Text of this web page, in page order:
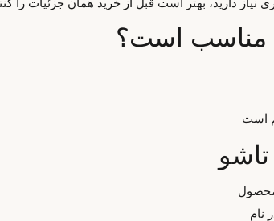
دارید، بهتر است قبل از خرید همان جزئیات را
مناسب است؟
است
محصول
نام